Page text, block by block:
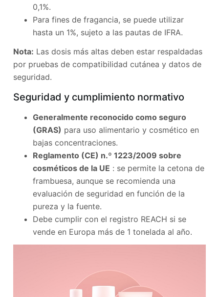
0,1%.
Para fines de fragancia, se puede utilizar
hasta un 1%, sujeto a las pautas de IFRA.
Nota: Las dosis más altas deben estar respaldadas
por pruebas de compatibilidad cutánea y datos de
seguridad.
Seguridad y cumplimiento normativo
Generalmente reconocido como seguro
(GRAS) para uso alimentario y cosmético en
bajas concentraciones.
Reglamento (CE) n.º 1223/2009 sobre
cosméticos de la UE : se permite la cetona de
frambuesa, aunque se recomienda una
evaluación de seguridad en función de la
pureza y la fuente.
Debe cumplir con el registro REACH si se
vende en Europa más de 1 tonelada al año.